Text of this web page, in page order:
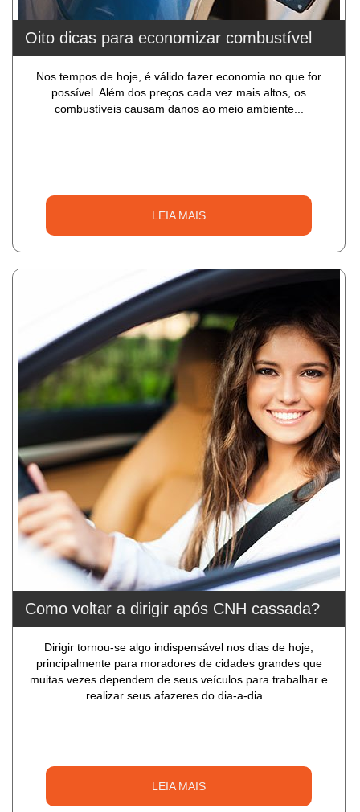
Oito dicas para economizar combustível
Nos tempos de hoje, é válido fazer economia no que for
possível. Além dos preços cada vez mais altos, os
combustíveis causam danos ao meio ambiente...
LEIA MAIS
Como voltar a dirigir após CNH cassada?
Dirigir tornou-se algo indispensável nos dias de hoje,
principalmente para moradores de cidades grandes que
muitas vezes dependem de seus veículos para trabalhar e
realizar seus afazeres do dia-a-dia...
LEIA MAIS